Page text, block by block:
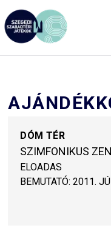
DÓM TÉR
SZIMFONIKUS
ELOADAS
BEMUTATÓ: 2011.